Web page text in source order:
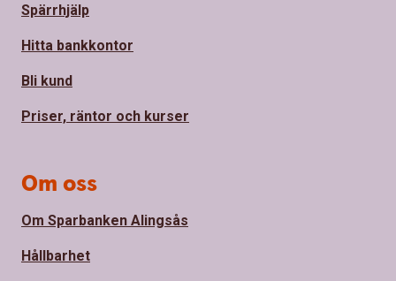
Spärrhjälp
Hitta bankkontor
Bli kund
Priser, räntor och kurser
Om oss
Om Sparbanken Alingsås
Hållbarhet